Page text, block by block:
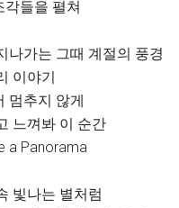
각들을 펼쳐
나가는 그때 계절의 풍경
이야기
멈추지 않게
느껴봐 이 순간
a Panorama
빛나는 별처럼